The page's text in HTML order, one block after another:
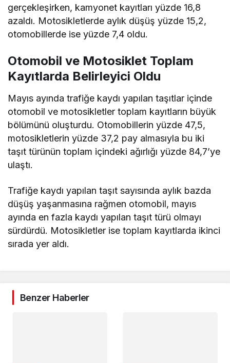
gerçekleşirken, kamyonet kayıtları yüzde 16,8
azaldı. Motosikletlerde aylık düşüş yüzde 15,2,
otomobillerde ise yüzde 7,4 oldu.
Otomobil ve Motosiklet Toplam
Kayıtlarda Belirleyici Oldu
Mayıs ayında trafiğe kaydı yapılan taşıtlar içinde
otomobil ve motosikletler toplam kayıtların büyük
bölümünü oluşturdu. Otomobillerin yüzde 47,5,
motosikletlerin yüzde 37,2 pay almasıyla bu iki
taşıt türünün toplam içindeki ağırlığı yüzde 84,7’ye
ulaştı.
Trafiğe kaydı yapılan taşıt sayısında aylık bazda
düşüş yaşanmasına rağmen otomobil, mayıs
ayında en fazla kaydı yapılan taşıt türü olmayı
sürdürdü. Motosikletler ise toplam kayıtlarda ikinci
sırada yer aldı.
Benzer Haberler